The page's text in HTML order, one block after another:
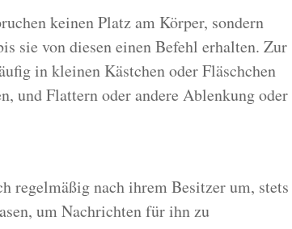
keinen Platz am Körper, sondern
sie von diesen einen Befehl erhalten. Zur
in kleinen Kästchen oder Fläschchen
und Flattern oder andere Ablenkung oder
regelmäßig nach ihrem Besitzer um, stets
um Nachrichten für ihn zu